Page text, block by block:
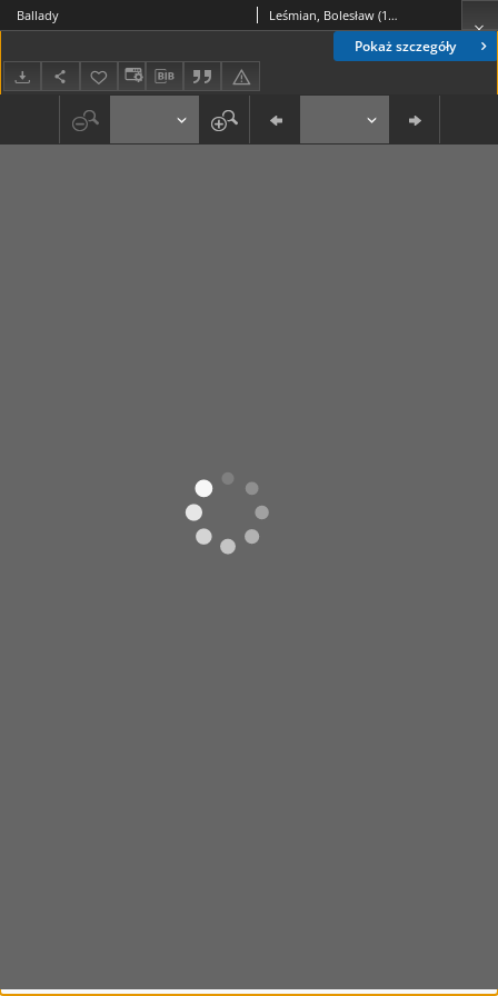
Pokaż szczegóły
Ballady Leśmian, Bolesław (1878-1937)